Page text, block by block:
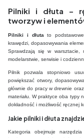
Pilniki i dłuta –
tworzyw i
Pilniki i dłuta to
krawędzi, dopasowywania
Sprawdzają się w warsztacie,
modelarstwie, serwisie i
Pilnik pozwala stopniowo
powiększać otwory,
głównie do pracy w drewnie
materiału. W praktyce oba typy
dokładność i możliwość ręcznej
Jakie pilniki i dłuta
Kategoria obejmuje